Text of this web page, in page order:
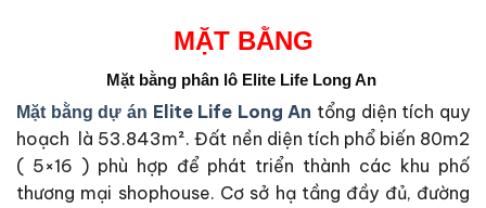
MẶT BẰNG
Mặt bằng phân lô Elite Life Long An
Mặt bằng dự án Elite Life Long An tổng diện tích quy
hoạch là 53.843m². Đất nền diện tích phổ biến 80m2
( 5×16 ) phù hợp để phát triển thành các khu phố
thương mại shophouse. Cơ sở hạ tầng đầy đủ, đường